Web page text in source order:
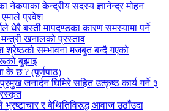
नेकपाका केन्द्रीय सदस्य ज्ञानेन्द्र मोहन
एमाले प्रवेश
धेरै बस्ती मापदण्डका कारण समस्यामा पर्ने
खनालको प्रस्ताव
श्रेष्ठको सम्भावना मजबुत बन्दै गएको
बुझाइ
के छ ? (पूर्णपाठ)
जनार्दन घिमिरे सहित उत्कृष्ठ कार्य गर्ने ३
र बेथितिविरुद्ध आवाज उठाँउदा